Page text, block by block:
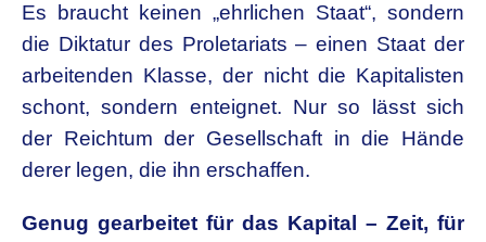
Es braucht keinen „ehrlichen Staat“, sondern
die Diktatur des Proletariats – einen Staat der
arbeitenden Klasse, der nicht die Kapitalisten
schont, sondern enteignet. Nur so lässt sich
der Reichtum der Gesellschaft in die Hände
derer legen, die ihn erschaffen.
Genug gearbeitet für das Kapital – Zeit, für